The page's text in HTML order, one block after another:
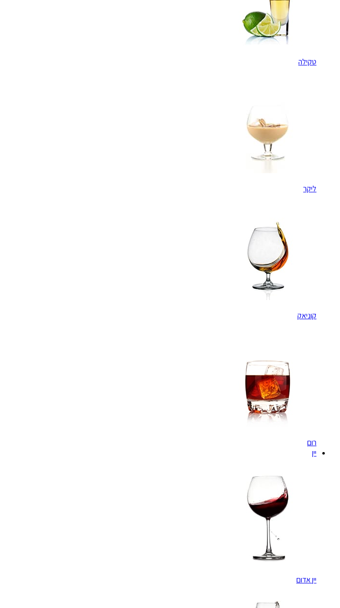
טקילה
ליקר
קוניאק
רום
יין
יין אדום